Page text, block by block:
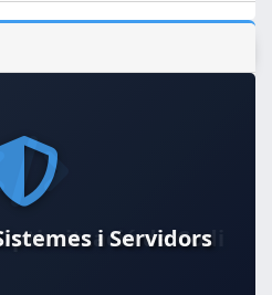
i Servidors